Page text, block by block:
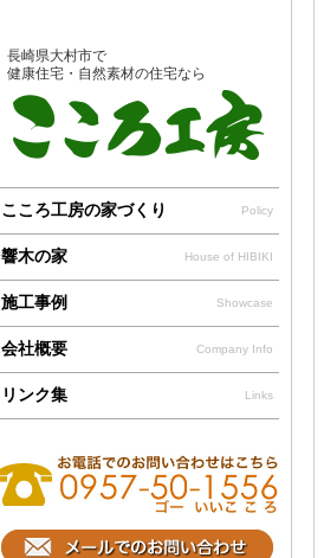
長崎県大村市で
健康住宅・自然素材の住宅なら
こころ工房の家づくり Policy
響木の家 House of HIBIKI
施工事例 Showcase
会社概要 Company Info
リンク集 Links